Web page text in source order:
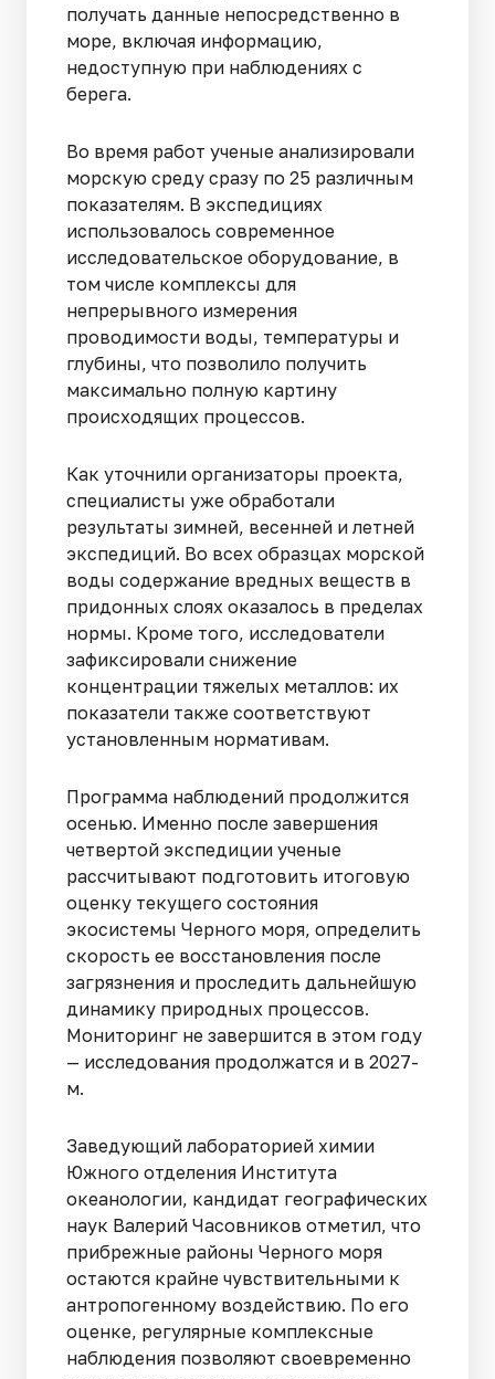
получать данные непосредственно в
море, включая информацию,
недоступную при наблюдениях с
берега.
Во время работ ученые анализировали
морскую среду сразу по 25 различным
показателям. В экспедициях
использовалось современное
исследовательское оборудование, в
том числе комплексы для
непрерывного измерения
проводимости воды, температуры и
глубины, что позволило получить
максимально полную картину
происходящих процессов.
Как уточнили организаторы проекта,
специалисты уже обработали
результаты зимней, весенней и летней
экспедиций. Во всех образцах морской
воды содержание вредных веществ в
придонных слоях оказалось в пределах
нормы. Кроме того, исследователи
зафиксировали снижение
концентрации тяжелых металлов: их
показатели также соответствуют
установленным нормативам.
Программа наблюдений продолжится
осенью. Именно после завершения
четвертой экспедиции ученые
рассчитывают подготовить итоговую
оценку текущего состояния
экосистемы Черного моря, определить
скорость ее восстановления после
загрязнения и проследить дальнейшую
динамику природных процессов.
Мониторинг не завершится в этом году
— исследования продолжатся и в 2027-
м.
Заведующий лабораторией химии
Южного отделения Института
океанологии, кандидат географических
наук Валерий Часовников отметил, что
прибрежные районы Черного моря
остаются крайне чувствительными к
антропогенному воздействию. По его
оценке, регулярные комплексные
наблюдения позволяют своевременно